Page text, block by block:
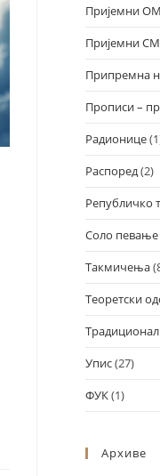
Пријемни
Пријемни
Припремна
Прописи –
Радионице
Распоред(2)
Републичко
Соло певање
Такмичења
Теоретски
Упис(27)
ФУК(1)
Архиве